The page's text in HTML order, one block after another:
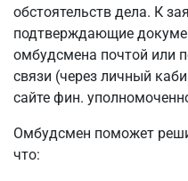
обстоятельств дела. К
подтверждающие
омбудсмена почтой или
связи (через личный
сайте фин.
Омбудсмен поможет
что: